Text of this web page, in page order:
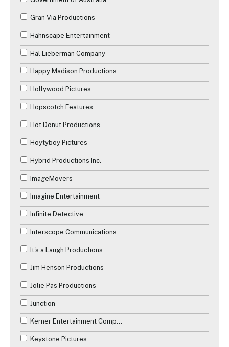
Gran Via Productions
Hahnscape Entertainment
Hal Lieberman Company
Happy Madison Productions
Hollywood Pictures
Hopscotch Features
Hot Donut Productions
Hoytyboy Pictures
Hybrid Productions Inc.
ImageMovers
Imagine Entertainment
Infinite Detective
Interscope Communications
It's a Laugh Productions
Jim Henson Productions
Jolie Pas Productions
Junction
Kerner Entertainment Company
Keystone Pictures